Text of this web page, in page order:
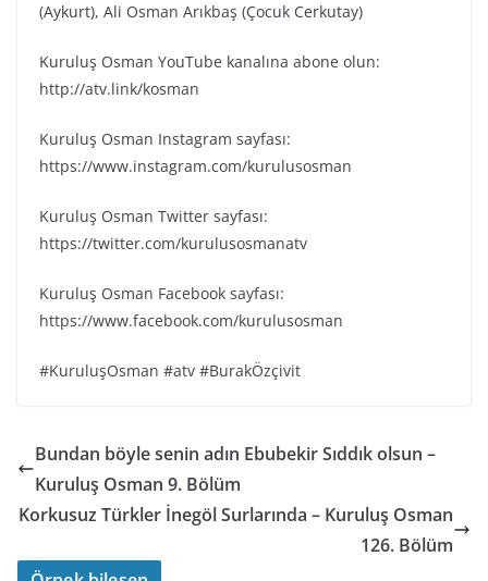
(Aykurt), Ali Osman Arıkbaş (Çocuk Cerkutay)
Kuruluş Osman YouTube kanalına abone olun:
http://atv.link/kosman
Kuruluş Osman Instagram sayfası:
https://www.instagram.com/kurulusosman
Kuruluş Osman Twitter sayfası:
https://twitter.com/kurulusosmanatv
Kuruluş Osman Facebook sayfası:
https://www.facebook.com/kurulusosman
#KuruluşOsman #atv #BurakÖzçivit
Bundan böyle senin adın Ebubekir Sıddık olsun –
Kuruluş Osman 9. Bölüm
Korkusuz Türkler İnegöl Surlarında – Kuruluş Osman
126. Bölüm